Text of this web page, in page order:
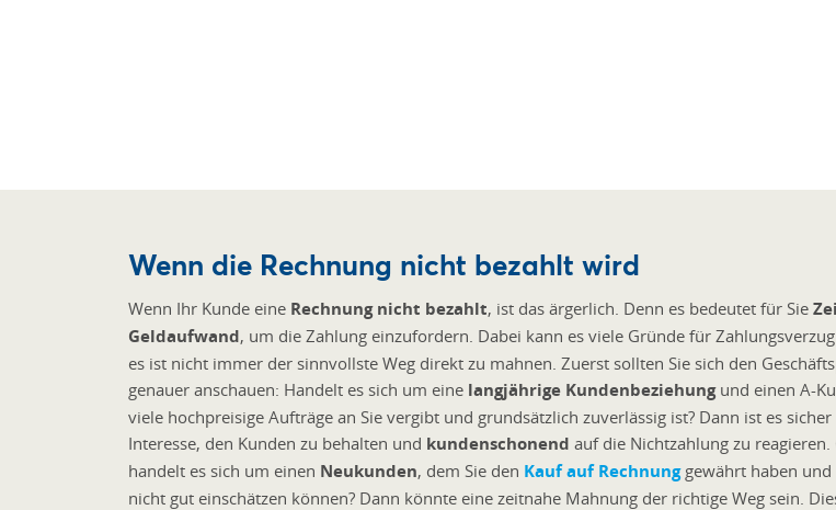
Wenn die Rechnung nicht bezahlt wird
Wenn Ihr Kunde eine Rechnung nicht bezahlt, ist das ärgerlich. Denn es bedeutet für Sie
Geldaufwand, um die Zahlung einzufordern. Dabei kann es viele Gründe für
es ist nicht immer der sinnvollste Weg direkt zu mahnen. Zuerst sollten Sie sich den
genauer anschauen: Handelt es sich um eine langjährige Kundenbeziehungund einen A-
viele hochpreisige Aufträge an Sie vergibt und grundsätzlich zuverlässig ist? Dann ist es
Interesse, den Kunden zu behalten und kundenschonend auf die Nichtzahlung zu reagieren.
handelt es sich um einen Neukunden, dem Sie den Kauf auf Rechnunggewährt haben und
nicht gut einschätzen können? Dann könnte eine zeitnahe Mahnung der richtige Weg sein.